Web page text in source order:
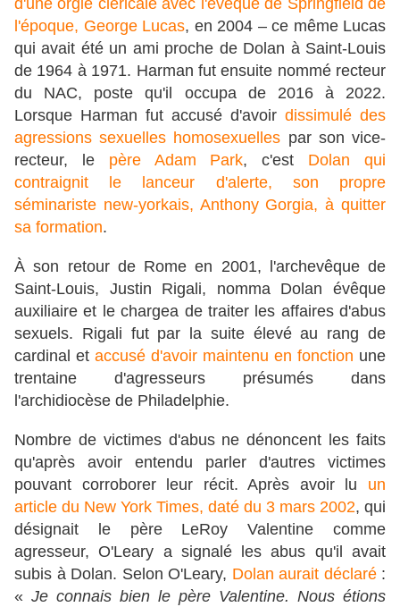
d'une orgie cléricaleavec l'évêque de Springfield de
l'époque, George Lucas, en 2004 – ce même Lucas
qui avait été un ami proche de Dolan à Saint-Louis
de 1964 à 1971. Harman fut ensuite nommé recteur
du NAC, poste qu'il occupa de 2016 à 2022.
Lorsque Harman fut accusé d'avoir dissimulé des
agressions sexuelles homosexuelles par son vice-
recteur, le père Adam Park, c'est Dolan qui
contraignit le lanceur d'alerte, son propre
séminariste new-yorkais, Anthony Gorgia, à quitter
sa formation.
À son retour de Rome en 2001, l'archevêque de
Saint-Louis, Justin Rigali, nomma Dolan évêque
auxiliaire et le chargea de traiter les affaires d'abus
sexuels. Rigali fut par la suite élevé au rang de
cardinal et accusé d'avoir maintenu en fonction une
trentaine d'agresseurs présumés dans
l'archidiocèse de Philadelphie.
Nombre de victimes d'abus ne dénoncent les faits
qu'après avoir entendu parler d'autres victimes
pouvant corroborer leur récit. Après avoir lu un
article du New York Times, daté du 3 mars 2002, qui
désignait le père LeRoy Valentine comme
agresseur, O'Leary a signalé les abus qu'il avait
subis à Dolan. Selon O'Leary, Dolan aurait déclaré:
« Je connais bien le père Valentine. Nous étions